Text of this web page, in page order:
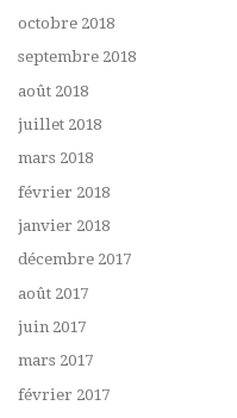
octobre 2018
septembre 2018
août 2018
juillet 2018
mars 2018
février 2018
janvier 2018
décembre 2017
août 2017
juin 2017
mars 2017
février 2017